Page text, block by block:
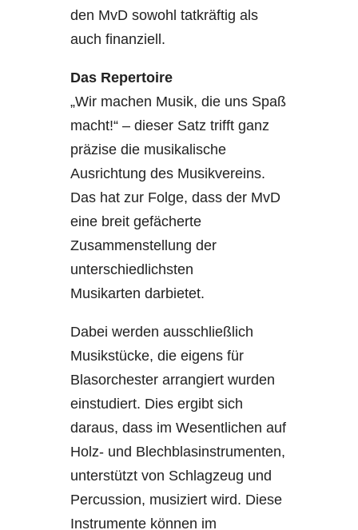
den MvD sowohl tatkräftig als
auch finanziell.
Das Repertoire
„Wir machen Musik, die uns Spaß
macht!“ – dieser Satz trifft ganz
präzise die musikalische
Ausrichtung des Musikvereins.
Das hat zur Folge, dass der MvD
eine breit gefächerte
Zusammenstellung der
unterschiedlichsten
Musikarten darbietet.
Dabei werden ausschließlich
Musikstücke, die eigens für
Blasorchester arrangiert wurden
einstudiert. Dies ergibt sich
daraus, dass im Wesentlichen auf
Holz- und Blechblasinstrumenten,
unterstützt von Schlagzeug und
Percussion, musiziert wird. Diese
Instrumente können im